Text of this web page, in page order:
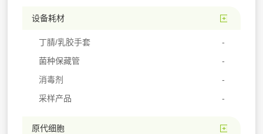
设备耗材
丁腈/乳胶手套
菌种保藏管
消毒剂
采样产品
原代细胞